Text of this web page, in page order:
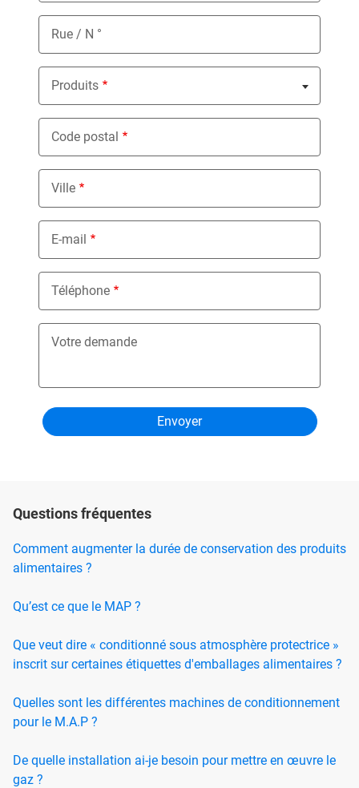
Rue / N °
Produits
Nothing selected
Code postal
Ville
E-mail
Téléphone
Votre demande
Questions fréquentes
Comment augmenter la durée de conservation des produits
alimentaires ?
Qu’est ce que le MAP ?
Que veut dire « conditionné sous atmosphère protectrice »
inscrit sur certaines étiquettes d'emballages alimentaires ?
Quelles sont les différentes machines de conditionnement
pour le M.A.P ?
De quelle installation ai-je besoin pour mettre en œuvre le
gaz ?